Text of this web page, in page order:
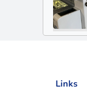
Links